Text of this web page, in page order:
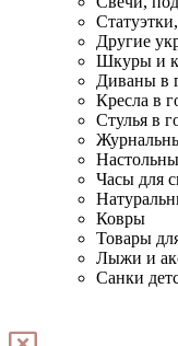
Другие
Шкуры и
Диваны в
Кресла в
Стулья в
Часы для
Ковры
Товары
Лыжи и
Санки